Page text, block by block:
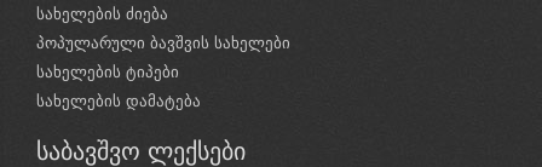
სახელების ძიება
პოპულარული ბავშვის სახელები
სახელების ტიპები
სახელების დამატება
საბავშვო ლექსები